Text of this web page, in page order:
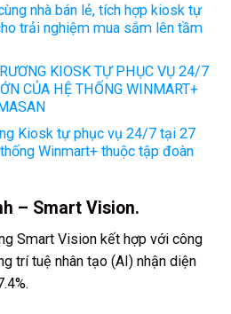
nhà bán lẻ, tích hợp kiosk tự
trải nghiệm mua sắm lên tầm
KIOSK TỰ PHỤC VỤ 24/7
CỦA HỆ THỐNG WINMART+
Kiosk tự phục vụ 24/7 tại 27
Winmart+ thuộc tập đoàn
– Smart Vision.
Smart Vision kết hợp với công
trí tuệ nhân tạo (AI) nhận diện